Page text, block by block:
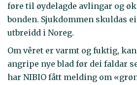
føre til øydelagde avlingar og
bonden. Sjukdommen skuldas
utbreidd i Noreg.
Om vêret er varmt og fuktig,
angripe nye blad før dei faldar
har NIBIO fått melding om